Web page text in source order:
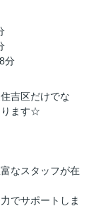
分
吉区だけでな
ります☆
なスタッフが在
でサポートしま